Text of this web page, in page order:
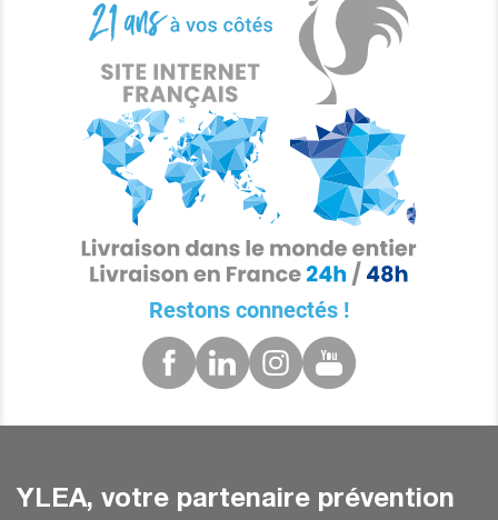
Restons connectés !
YLEA, votre partenaire prévention